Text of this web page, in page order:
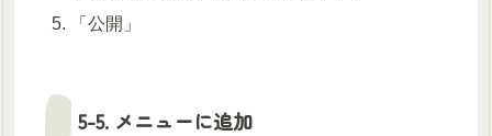
「公開」
5-5. メニューに追加